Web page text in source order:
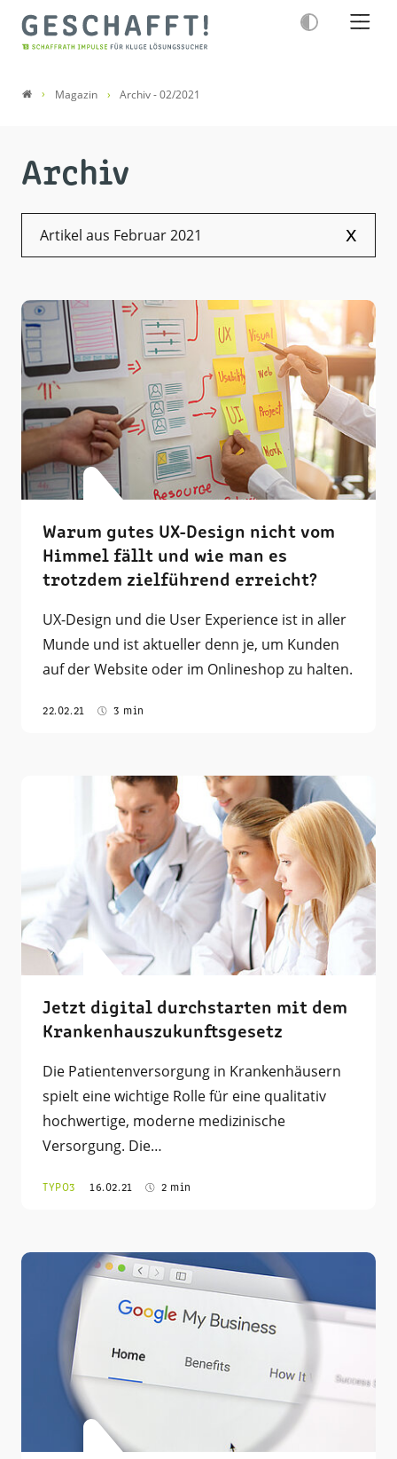
Magazin Archiv - 02/2021
Archiv
Artikel aus Februar 2021 x
Warum gutes UX-Design nicht vom
Himmel fällt und wie man es
trotzdem zielführend erreicht?
UX-Design und die User Experience ist in aller
Munde und ist aktueller denn je, um Kunden
auf der Website oder im Onlineshop zu halten.
22.02.21 3 min
Jetzt digital durchstarten mit dem
Krankenhauszukunftsgesetz
Die Patientenversorgung in Krankenhäusern
spielt eine wichtige Rolle für eine qualitativ
hochwertige, moderne medizinische
Versorgung. Die…
TYPO3 16.02.21 2 min